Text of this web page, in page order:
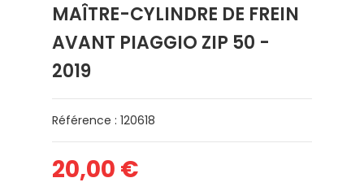
MAÎTRE-CYLINDRE DE FREIN
AVANT PIAGGIO ZIP 50 -
2019
Référence : 120618
20,00 €